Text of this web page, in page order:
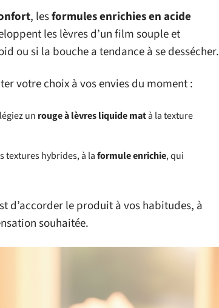
, lesformules enrichies en acide
les lèvres d’un film souple et
ou si la bouche a tendance à se dessécher.
votre choix à vos envies du moment :
un rouge à lèvres liquide matà la texture
textures hybrides, à laformule enrichie, qui
d’accorder le produit à vos habitudes, à
souhaitée.